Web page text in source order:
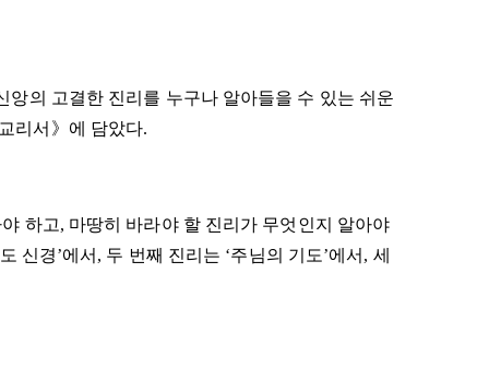
앙의 고결한 진리를 누구나 알아들을 수 있는 쉬운
리서》에 담았다.
하고, 마땅히 바라야 할 진리가 무엇인지 알아야
경’에서, 두 번째 진리는 ‘주님의 기도’에서, 세